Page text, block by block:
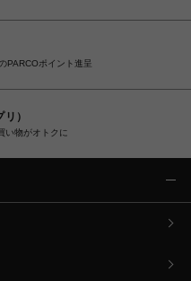
PARCOポイント進呈
）
い物がオトクに